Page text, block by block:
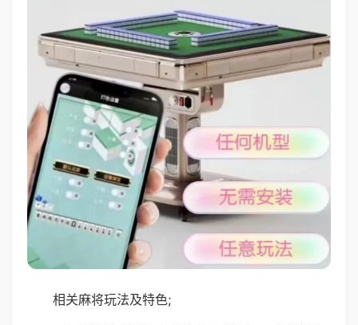
相关麻将玩法及特色;